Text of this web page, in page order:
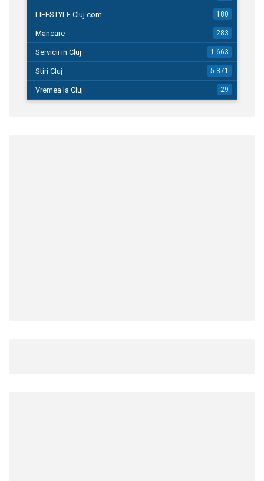
LIFESTYLE Cluj.com 180
Mancare 283
Servicii in Cluj 1.663
Stiri Cluj 5.371
Vremea la Cluj 29